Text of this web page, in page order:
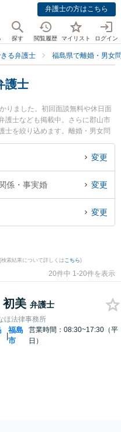
弁護士の方はこちら
探す 閲覧履歴 マイリスト ログイン
る弁護士 福島県で離婚・男女
護士
りました。初回面談無料や休日面
護士なども掲載中。さらに郡山市
士を絞り込めます。離婚・男女問
かな分野での絞り込み検索もでき
初美弁護士や弁護士法人れいわ総
護士に相談したい』『内縁解消の
索したい』『初回相談無料で内縁
談予約したい』などでお困りの相
変更
係・事実婚 変更
変更
(検索結果について詳しくは こちら)
20件中 1-20件を表示
初美 弁護士
ほ法律事務所
|
福島
市
営業時間：08:30~17:30（平
日）